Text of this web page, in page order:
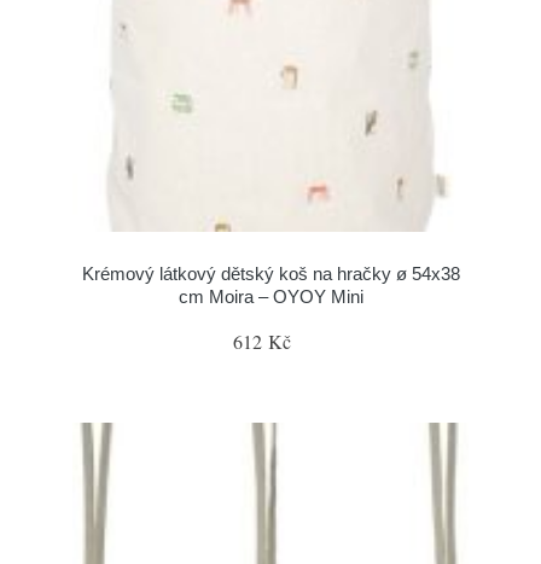
Krémový látkový dětský koš na hračky ø 54x38
cm Moira – OYOY Mini
612 Kč